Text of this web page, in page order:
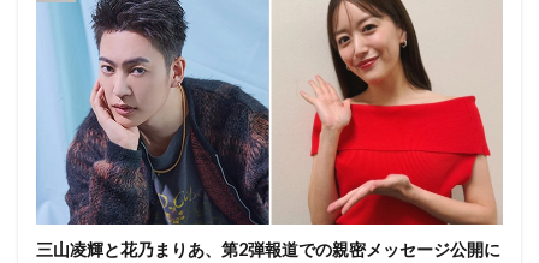
三山凌輝と花乃まりあ、第2弾報道での親密メッセージ公開に